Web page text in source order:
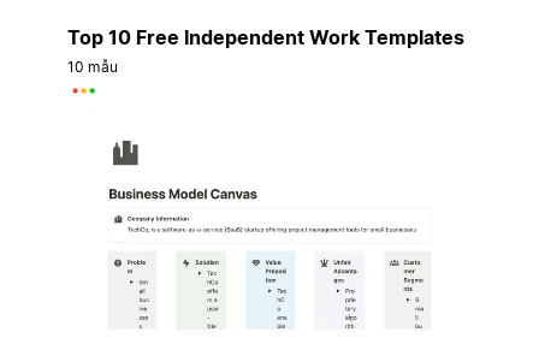
Top 10 Free Independent Work Templates
10 mẫu